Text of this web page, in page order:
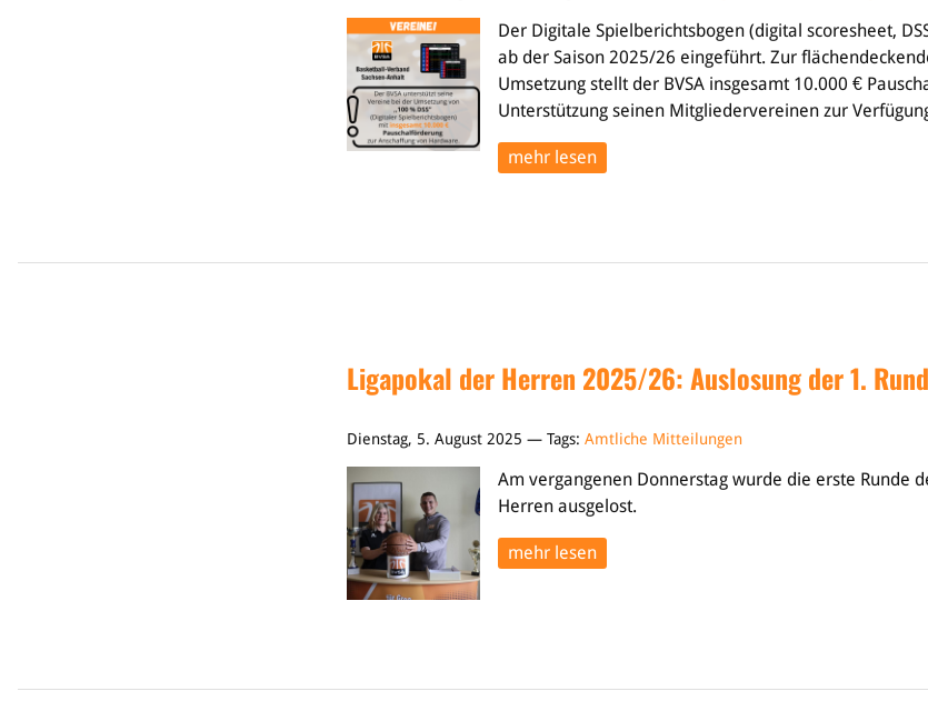
Der Digitale Spielberichtsbogen (digital scoresheet,
ab der Saison 2025/26 eingeführt. Zur
Umsetzung stellt der BVSA insgesamt 10.000 €
Unterstützung seinen Mitgliedervereinen zur
mehr lesen
Ligapokal der Herren 2025/26: Auslosung der 1.
Dienstag, 5. August 2025 — Tags: Amtliche Mitteilungen
Am vergangenen Donnerstag wurde die erste Runde
Herren ausgelost.
mehr lesen